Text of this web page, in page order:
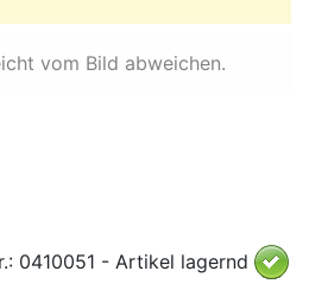
vom Bild abweichen.
0410051 - Artikel lagernd